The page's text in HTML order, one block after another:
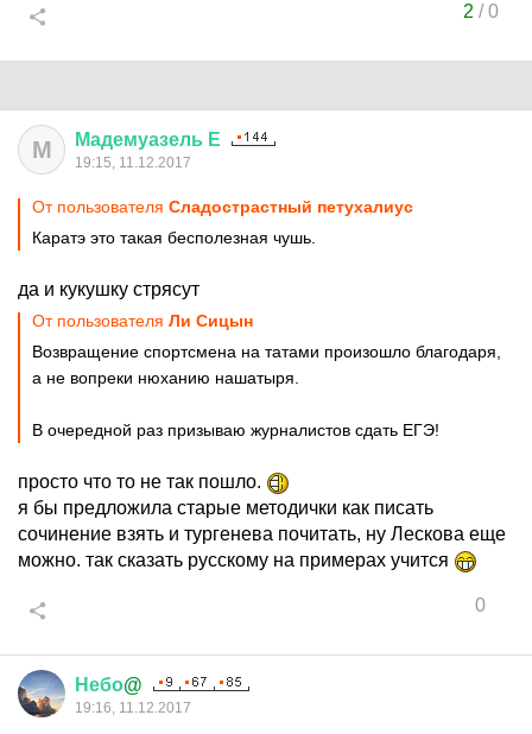
2 /0
М Мадемуазель Е
19:15, 11.12.2017
От пользователя Сладострастный петухалиус
Каратэ это такая бесполезная чушь.
да и кукушку стрясут
От пользователя Ли Сицын
Возвращение спортсмена на татами произошло благодаря,
а не вопреки нюханию нашатыря.
В очередной раз призываю журналистов сдать ЕГЭ!
просто что то не так пошло.
я бы предложила старые методички как писать
сочинение взять и тургенева почитать, ну Лескова еще
можно. так сказать русскому на примерах учится
0
Небо@
19:16, 11.12.2017